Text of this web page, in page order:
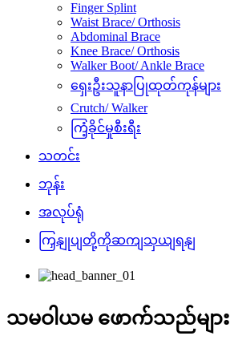
Finger Splint
Waist Brace/ Orthosis
Abdominal Brace
Knee Brace/ Orthosis
Walker Boot/ Ankle Brace
ရှေးဦးသူနာပြုထုတ်ကုန်များ
Crutch/ Walker
ကြံ့ခိုင်မှုစီးရီး
သတင်း
ဘုန်း
အလုပ်ရုံ
ကြှနျုပျတို့ကိုဆကျသှယျရနျ
သမဝါယမ ဖောက်သည်များ